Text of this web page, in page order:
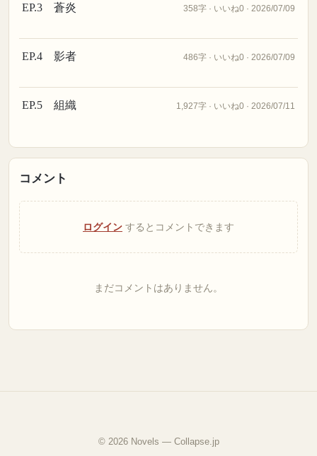
EP.3 蒼炎 358字 · いいね0 · 2026/07/09
EP.4 影者 486字 · いいね0 · 2026/07/09
EP.5 組織 1,927字 · いいね0 · 2026/07/11
コメント
ログイン するとコメントできます
まだコメントはありません。
© 2026 Novels — Collapse.jp